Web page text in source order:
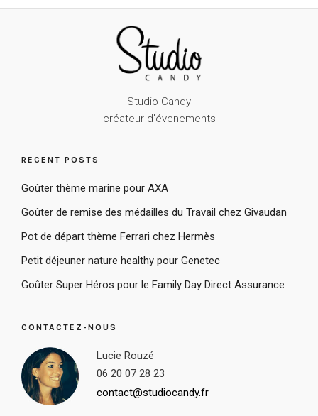
Studio Candy
créateur d'évenements
RECENT POSTS
Goûter thème marine pour AXA
Goûter de remise des médailles du Travail chez Givaudan
Pot de départ thème Ferrari chez Hermès
Petit déjeuner nature healthy pour Genetec
Goûter Super Héros pour le Family Day Direct Assurance
CONTACTEZ-NOUS
Lucie Rouzé
06 20 07 28 23
contact@studiocandy.fr